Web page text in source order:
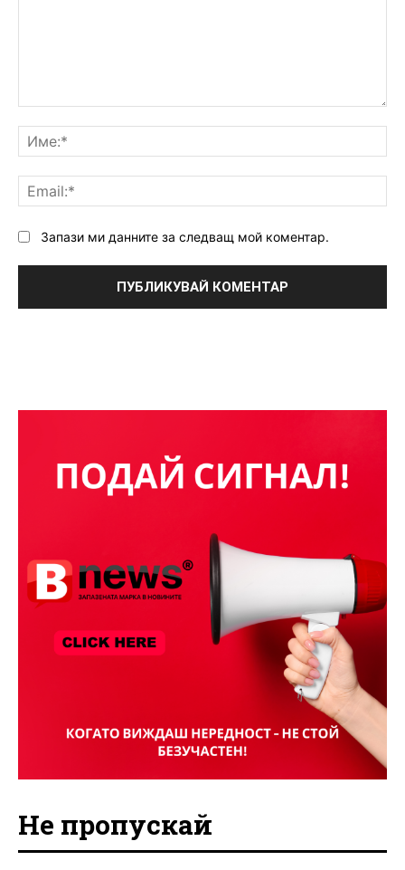
Запази ми данните за следващ мой коментар.
Не пропускай